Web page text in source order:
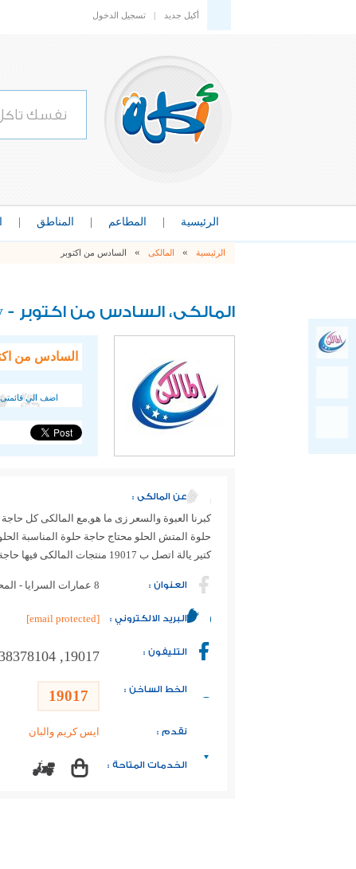
أكيل جديد | تسجيل الدخول
الرئيسية المطاعم المناطق
الرئيسية » المالكى » السادس من اكتوبر
المالكى، السادس من اكتوبر -
السادس من
اضف الي
عن المالكى :
كبرنا العبوة والسعر زى ما هو,مع المالكى كل
حلوة المتش الحلو محتاج حاجة حلوة المناسبة
كتير يالة اتصل ب 19017 منتجات المالكى فيها حاجة حلوة.
العنوان : 8 عمارات السرايا - المحور المركزى الحى السابع بجوار مطعم كوك دوور
البريد الالكتروني : [email protected]
التليفون : 19017, 02-38378104, 02-38378103
الخط الساخن : 19017
نقدم : ايس كريم والبان
الخدمات المتاحة :